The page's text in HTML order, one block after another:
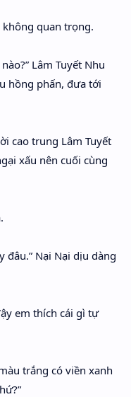
quan trọng.
Lâm Tuyết Nhu
hồng phấn, đưa tới
cao trung Lâm Tuyết
xấu nên cuối cùng
đâu.” Nại Nại dịu dàng
em thích cái gì tự
trắng có viền xanh